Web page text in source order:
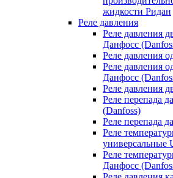
жидкости Ридан
Реле давления
Реле давления
Данфосс
Реле давления
Реле давления
Данфосс
Реле давления
Реле перепада
(Danfoss)
Реле перепада
Реле
универсальные
Реле
Данфосс